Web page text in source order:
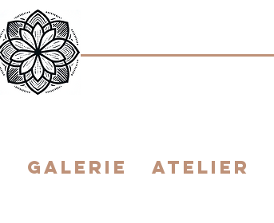
Galerie ATELIER